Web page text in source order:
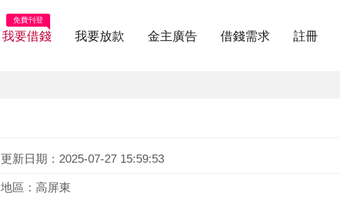
我要借錢
免費刊登
我要放款 金主廣告 借錢需求 註冊
更新日期：2025-07-27 15:59:53
地區：高屏東